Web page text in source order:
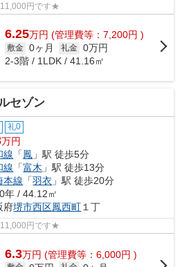
円です★
6.25万円 (管理費等：7,200円 )
敷金 0ヶ月 礼金 0万円
2-3階 / 1LDK / 41.16㎡
セゾン
礼0
万円
線 「鳳 」駅 徒歩5分
線 「富木 」駅 徒歩13分
本線 「羽衣 」駅 徒歩20分
年 / 44.12㎡
府堺市西区鳳西町１丁
円です★
6.3万円 (管理費等：6,000円 )